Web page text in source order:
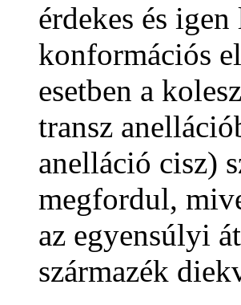
érdekes és
konformációs
esetben a
transz
anelláció cisz)
megfordul,
az egyensúlyi
származék